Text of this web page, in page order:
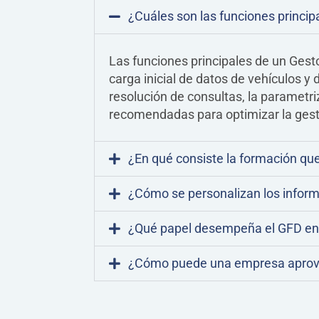
¿Cuáles son las funciones
Las funciones principales de un
carga inicial de datos de vehículos y
resolución de consultas, la
recomendadas para optimizar la
¿En qué consiste la formación
¿Cómo se personalizan los
¿Qué papel desempeña el GFD
¿Cómo puede una empresa